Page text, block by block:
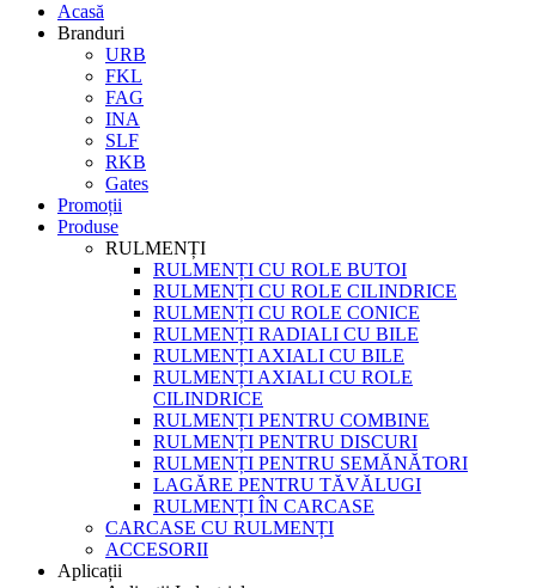
Acasă
Branduri
URB
FKL
FAG
INA
SLF
RKB
Gates
Promoții
Produse
RULMENȚI
RULMENȚI CU ROLE BUTOI
RULMENȚI CU ROLE CILINDRICE
RULMENȚI CU ROLE CONICE
RULMENȚI RADIALI CU BILE
RULMENȚI AXIALI CU BILE
RULMENȚI AXIALI CU ROLE
CILINDRICE
RULMENȚI PENTRU COMBINE
RULMENȚI PENTRU DISCURI
RULMENȚI PENTRU SEMĂNĂTORI
LAGĂRE PENTRU TĂVĂLUGI
RULMENȚI ÎN CARCASE
CARCASE CU RULMENȚI
ACCESORII
Aplicații